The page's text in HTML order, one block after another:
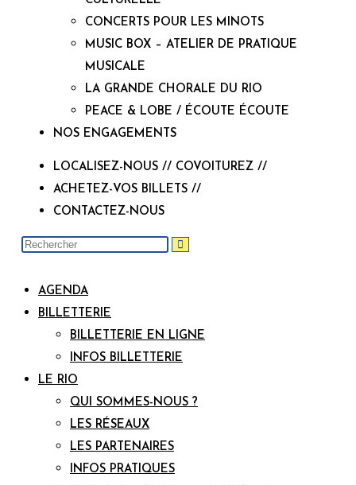
CONCERTS POUR LES MINOTS
MUSIC BOX – ATELIER DE PRATIQUE
MUSICALE
LA GRANDE CHORALE DU RIO
PEACE & LOBE / ÉCOUTE ÉCOUTE
NOS ENGAGEMENTS
LOCALISEZ-NOUS // COVOITUREZ //
ACHETEZ-VOS BILLETS //
CONTACTEZ-NOUS
AGENDA
BILLETTERIE
BILLETTERIE EN LIGNE
INFOS BILLETTERIE
LE RIO
QUI SOMMES-NOUS ?
LES RÉSEAUX
LES PARTENAIRES
INFOS PRATIQUES